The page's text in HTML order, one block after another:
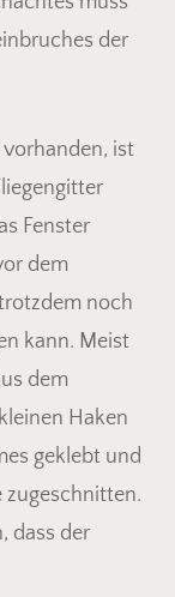
der
ist
Fenster
dem
noch
kann. Meist
dem
Haken
geklebt und
zugeschnitten.
dass der